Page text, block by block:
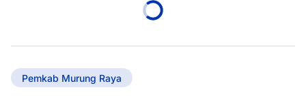
Pemkab Murung Raya